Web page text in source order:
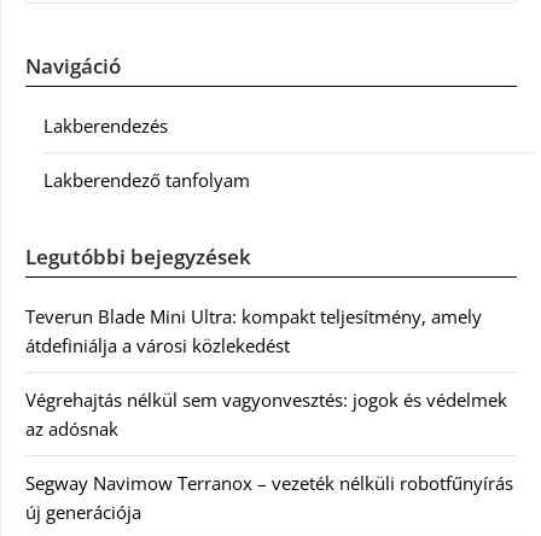
Navigáció
Lakberendezés
Lakberendező tanfolyam
Legutóbbi bejegyzések
Teverun Blade Mini Ultra: kompakt teljesítmény, amely
átdefiniálja a városi közlekedést
Végrehajtás nélkül sem vagyonvesztés: jogok és védelmek
az adósnak
Segway Navimow Terranox – vezeték nélküli robotfűnyírás
új generációja